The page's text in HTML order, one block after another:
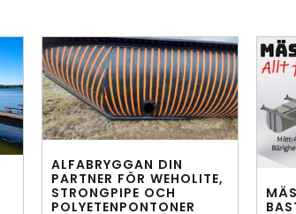
ALFABRYGGAN DIN
PARTNER FÖR WEHOLITE,
STRONGPIPE OCH
POLYETENPONTONER